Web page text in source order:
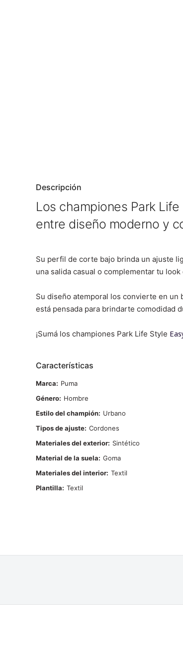
Descripción
Los championes Park Life
entre diseño moderno y
Su perfil de corte bajo brinda un ajuste
una salida casual o complementar tu
Su diseño atemporal los convierte en un
está pensada para brindarte comodidad
¡Sumá los championes Park Life Style
Características
Marca
Puma
Género
Hombre
Estilo del champión
Urbano
Tipos de ajuste Cordones
Materiales del exterior
Sintético
Material de la suela
Goma
Materiales del interior Textil
Plantilla
Textil